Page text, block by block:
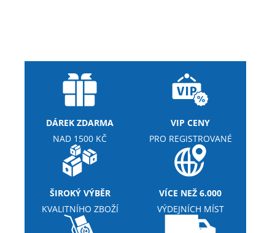
DÁREK ZDARMA
NAD 1500 KČ
VIP CENY
PRO REGISTROVANÉ
ŠIROKÝ VÝBĚR
KVALITNÍHO ZBOŽÍ
VÍCE NEŽ 6.000
VÝDEJNÍCH MÍST